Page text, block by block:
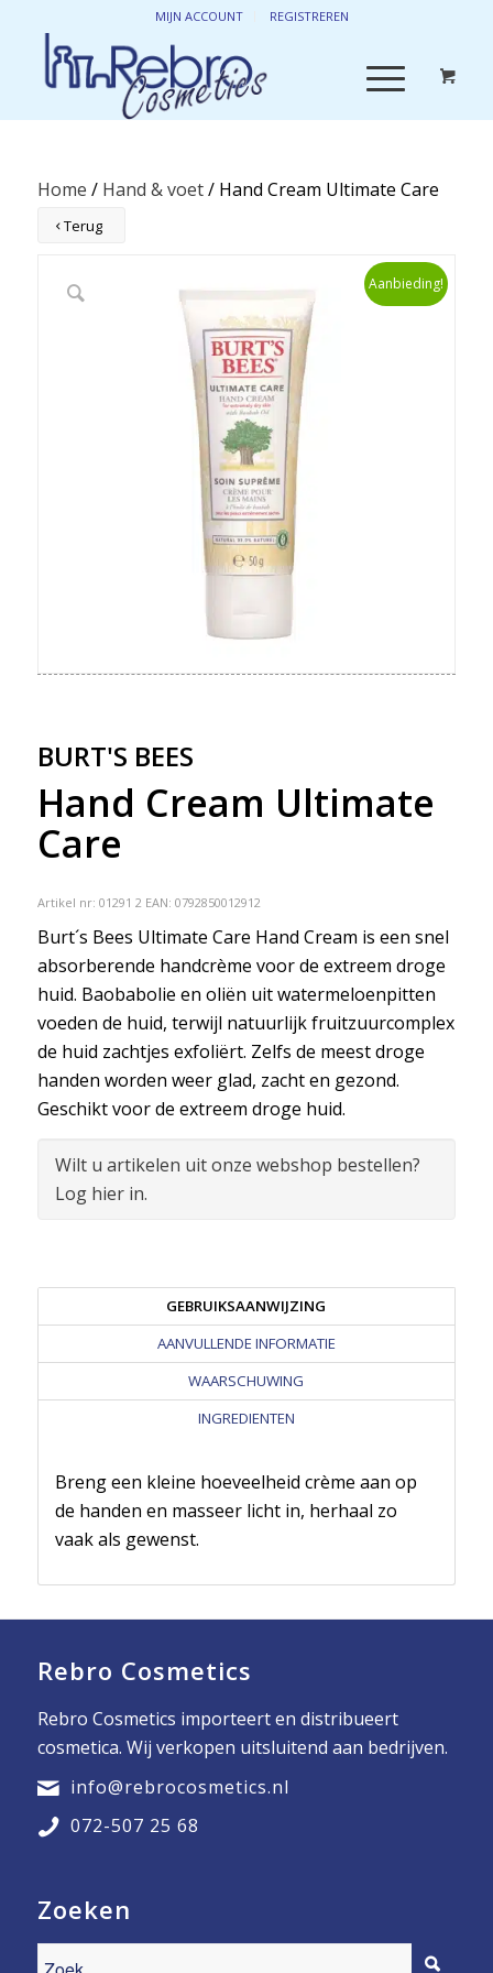
MIJN ACCOUNT REGISTREREN
Home / Hand & voet/ Hand Cream Ultimate Care
Terug
Aanbieding!
BURT'S BEES
Hand Cream Ultimate
Care
Artikel nr: 01291 2 EAN: 0792850012912
Burt´s Bees Ultimate Care Hand Cream is een snel
absorberende handcrème voor de extreem droge
huid. Baobabolie en oliën uit watermeloenpitten
voeden de huid, terwijl natuurlijk fruitzuurcomplex
de huid zachtjes exfoliërt. Zelfs de meest droge
handen worden weer glad, zacht en gezond.
Geschikt voor de extreem droge huid.
Wilt u artikelen uit onze webshop bestellen?
Log hier in.
GEBRUIKSAANWIJZING
AANVULLENDE INFORMATIE
WAARSCHUWING
INGREDIENTEN
Breng een kleine hoeveelheid crème aan op
de handen en masseer licht in, herhaal zo
vaak als gewenst.
Rebro Cosmetics
Rebro Cosmetics importeert en distribueert
cosmetica. Wij verkopen uitsluitend aan bedrijven.
info@rebrocosmetics.nl
072-507 25 68
Zoeken